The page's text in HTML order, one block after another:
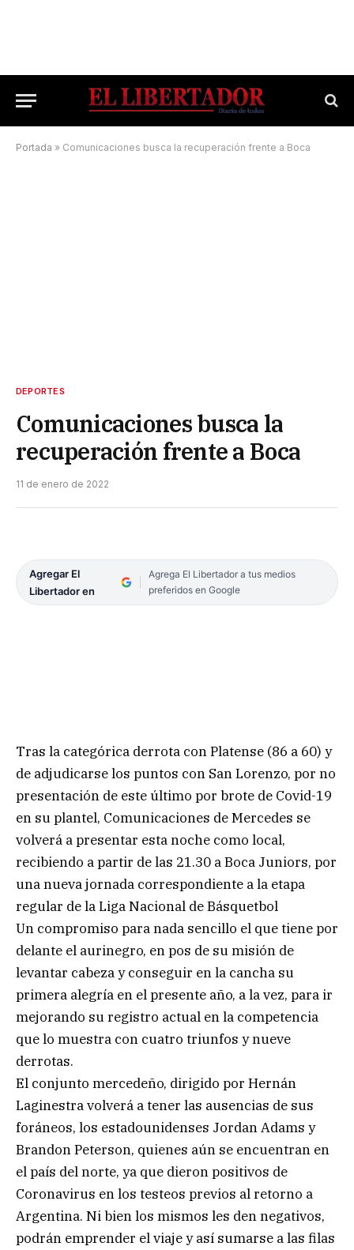
Portada » Comunicaciones busca la recuperación frente a Boca
DEPORTES
Comunicaciones busca la
recuperación frente a Boca
11 de enero de 2022
Agregar El
Libertador en
Agrega El Libertador a tus medios
preferidos en Google
Tras la categórica derrota con Platense (86 a 60) y
de adjudicarse los puntos con San Lorenzo, por no
presentación de este último por brote de Covid-19
en su plantel, Comunicaciones de Mercedes se
volverá a presentar esta noche como local,
recibiendo a partir de las 21.30 a Boca Juniors, por
una nueva jornada correspondiente a la etapa
regular de la Liga Nacional de Básquetbol
Un compromiso para nada sencillo el que tiene por
delante el aurinegro, en pos de su misión de
levantar cabeza y conseguir en la cancha su
primera alegría en el presente año, a la vez, para ir
mejorando su registro actual en la competencia
que lo muestra con cuatro triunfos y nueve
derrotas.
El conjunto mercedeño, dirigido por Hernán
Laginestra volverá a tener las ausencias de sus
foráneos, los estadounidenses Jordan Adams y
Brandon Peterson, quienes aún se encuentran en
el país del norte, ya que dieron positivos de
Coronavirus en los testeos previos al retorno a
Argentina. Ni bien los mismos les den negativos,
podrán emprender el viaje y así sumarse a las filas